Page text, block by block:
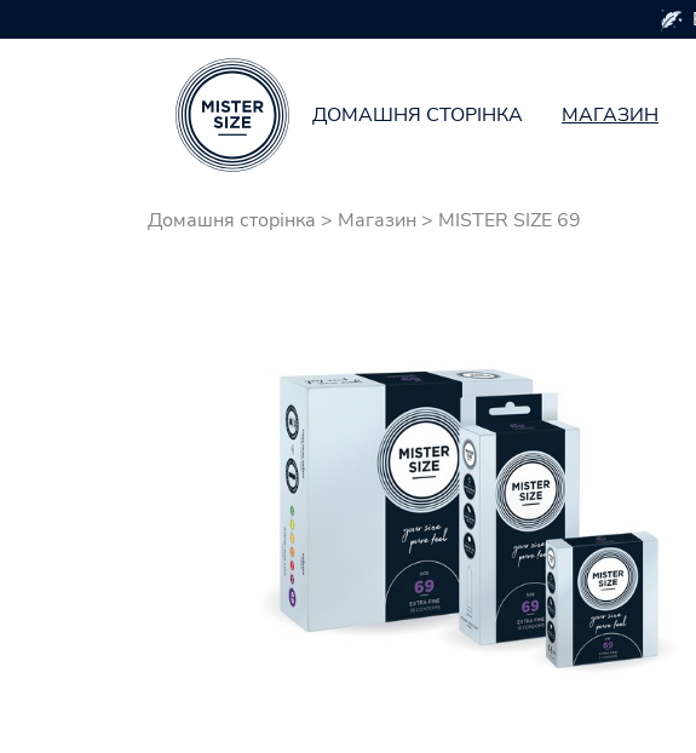
ДОМАШНЯ СТОРІНКА МАГАЗИН
Ваш відповідний
Домашня сторінка > Магазин > MISTER SIZE 69